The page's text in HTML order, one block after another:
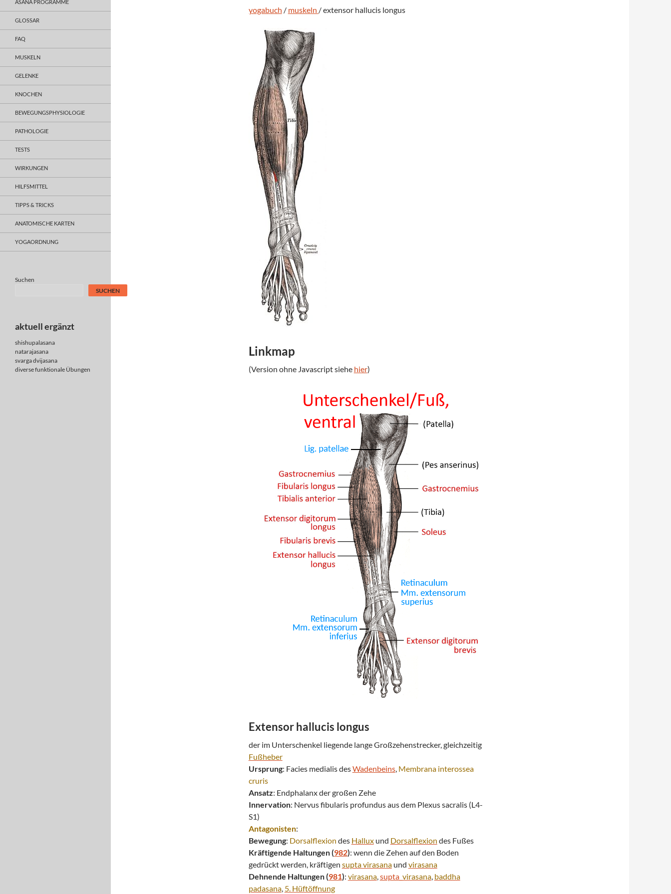
yogabuch / muskeln / extensor hallucis longus
Linkmap
(Version ohne Javascript siehe hier)
Extensor hallucis longus
der im Unterschenkel liegende lange Großzehenstrecker, gleichzeitig
Fußheber
Ursprung: Facies medialis desWadenbeins, Membrana interossea
cruris
Ansatz: Endphalanx der großen Zehe
Innervation: Nervus fibularis profundus aus dem Plexus sacralis (L4-
S1)
Antagonisten:
Bewegung: Dorsalflexion des Halluxund Dorsalflexion des Fußes
Kräftigende Haltungen (982): wenn die Zehen auf den Boden
gedrückt werden, kräftigen supta virasanaund virasana
Dehnende Haltungen (981): virasana,supta_ virasana, baddha
padasana, 5. Hüftöffnung
ASANA PROGRAMME
GLOSSAR
FAQ
MUSKELN
GELENKE
KNOCHEN
BEWEGUNGSPHYSIOLOGIE
PATHOLOGIE
TESTS
WIRKUNGEN
HILFSMITTEL
TIPPS & TRICKS
ANATOMISCHE KARTEN
YOGAORDNUNG
Suchen
SUCHEN
aktuell ergänzt
shishupalasana
natarajasana
svarga dvijasana
diversefunktionale Übungen